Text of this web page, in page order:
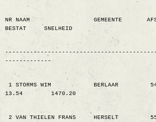
NR NAAM GEMEENTE
BESTAT
SNELHEID
-------------
1 STORMS WIM BERLAAR
13.54
1470.20
2 VAN THIELEN FRANS HERSELT